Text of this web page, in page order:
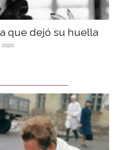
que dejó su huella
2020